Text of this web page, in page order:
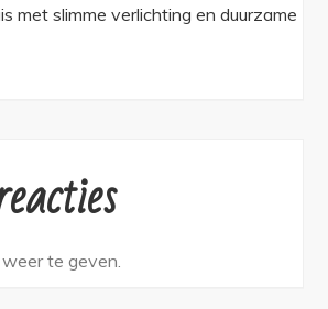
met slimme verlichting en duurzame
te geven.